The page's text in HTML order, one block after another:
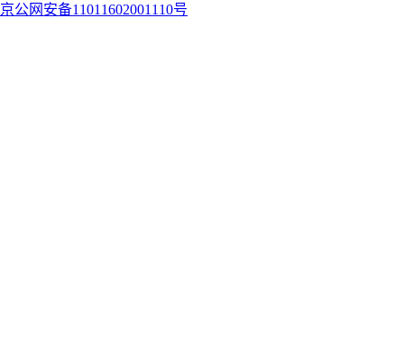
京公网安备11011602001110号